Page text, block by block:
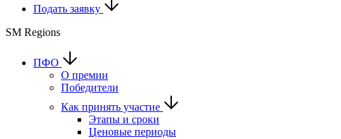
Подать заявку
SM Regions
ПФО
О премии
Победители
Как принять участие
Этапы и сроки
Ценовые периоды